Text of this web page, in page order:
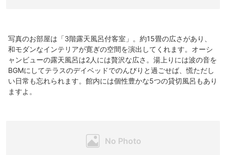
写真のお部屋は「3階露天風呂付客室」。約15畳の広さがあり、
和モダンなインテリアが寛ぎの空間を演出してくれます。オーシ
ャンビューの露天風呂は2人には贅沢な広さ。湯上りには波の音を
BGMにしてテラスのデイベッドでのんびりと過ごせば、慌ただし
い日常も忘れられます。館内には個性豊かな5つの貸切風呂もあり
ますよ。